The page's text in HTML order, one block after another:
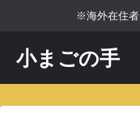
ツ
へ
※海外在住
小まごの手